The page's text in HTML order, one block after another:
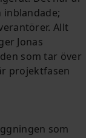
Allt
Jonas
som tar över
projektfasen
som